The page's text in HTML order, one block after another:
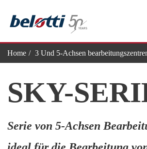
content
Home 3 Und 5-Achsen
SKY-
Serie von 5-Achsen